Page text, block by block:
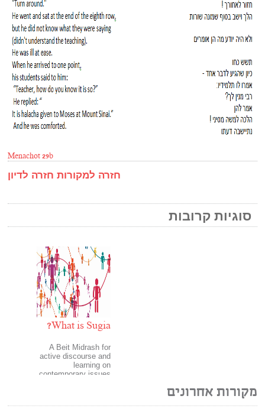
Menachot 29b
חזרה למקורות חזרה לדיון
סוגיות קרובות
What is Sugia?
A Beit Midrash for
active discourse and
learning on
contemporary issues
מקורות אחרונים